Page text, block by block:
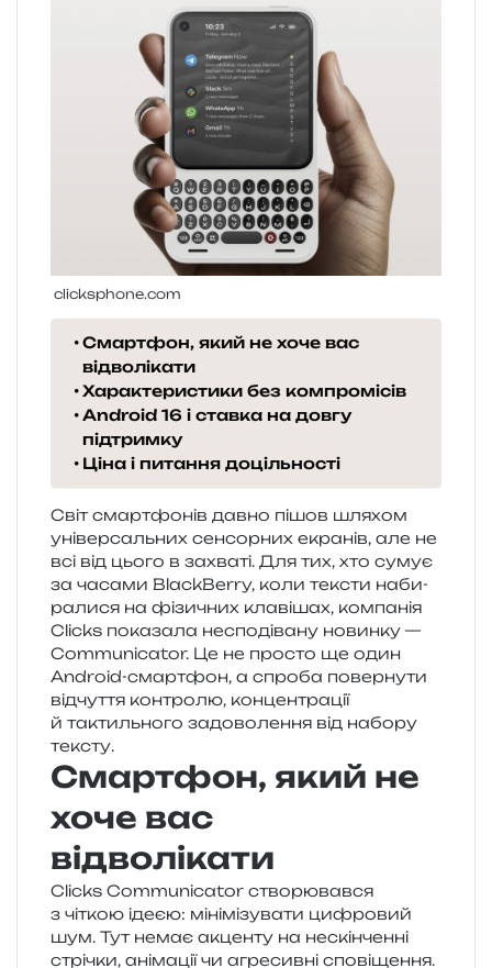
clicksphone.com
Смартфон, який не хоче вас
відволікати
Характеристики без компромісів
Android 16 і ставка на довгу
підтримку
Ціна і питання доцільності
Світ смар­тфо­нів давно пішов шля­хом
уні­вер­саль­них сен­сор­них екра­нів, але не
всі від цього в захва­ті. Для тих, хто сумує
за часа­ми BlackBerry, коли текс­ти наби­
ра­ли­ся на фізи­чних кла­ві­шах, ком­па­нія
Clicks пока­за­ла неспо­ді­ва­ну новин­ку —
Communicator. Це не про­сто ще один
Android-смар­тфон, а спро­ба повер­ну­ти
від­чу­т­тя кон­тро­лю, кон­цен­тра­ції
й тактиль­но­го задо­во­ле­н­ня від набо­ру
тексту.
Смартфон, який не
хоче вас
відволікати
Clicks Communicator ство­рю­вав­ся
з чіткою ідеєю: міні­мі­зу­ва­ти цифро­вий
шум. Тут немає акцен­ту на нескін­чен­ні
стрі­чки, ані­ма­ції чи агре­сив­ні спо­ві­ще­н­ня.